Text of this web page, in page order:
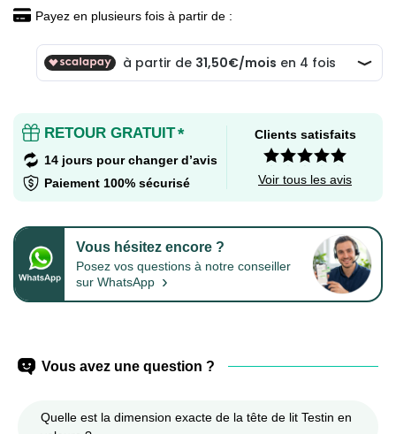
Payez en plusieurs fois à partir de :
RETOUR GRATUIT*
14 jours pour changer d’avis
Paiement 100% sécurisé
Clients satisfaits
Voir tous les avis
Vous hésitez encore ?
Posez vos questions à notre conseiller
sur WhatsApp ›
Vous avez une question ?
Quelle est la dimension exacte de la tête de lit Testin en